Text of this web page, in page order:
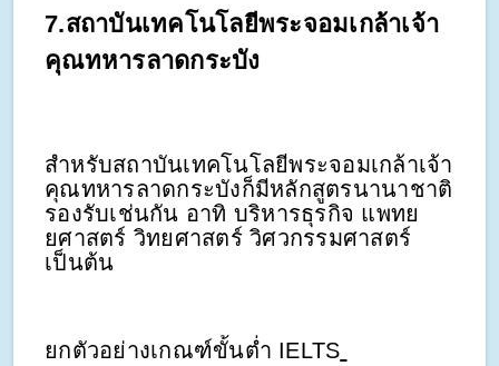
7.สถาบันเทคโนโลยีพระจอมเกล้าเจ้า
คุณทหารลาดกระบัง
สำหรับสถาบันเทคโนโลยีพระจอมเกล้าเจ้า
คุณทหารลาดกระบังก็มีหลักสูตรนานาชาติ
รองรับเช่นกัน อาทิ บริหารธุรกิจ แพทย
ยศาสตร์ วิทยศาสตร์ วิศวกรรมศาสตร์
เป็นต้น
ยกตัวอย่างเกณฑ์ขั้นต่ำ IELTS